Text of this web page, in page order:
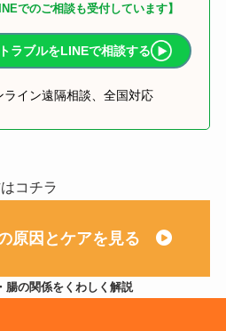
でのご相談も受付しています】
ラブルをLINEで相談する
イン遠隔相談、全国対応
コチラ
原因とケアを見る
腸の関係をくわしく解説